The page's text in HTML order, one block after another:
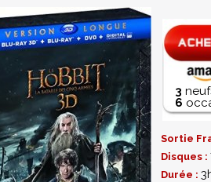
3
6
Sortie
Disques :
Durée :